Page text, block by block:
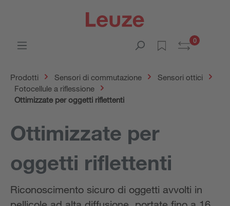
0
Prodotti Sensori di commutazione
Sensori ottici
Fotocellule a riflessione
Ottimizzate per oggetti riflettenti
Ottimizzate per
oggetti riflettenti
Riconoscimento sicuro di oggetti avvolti in